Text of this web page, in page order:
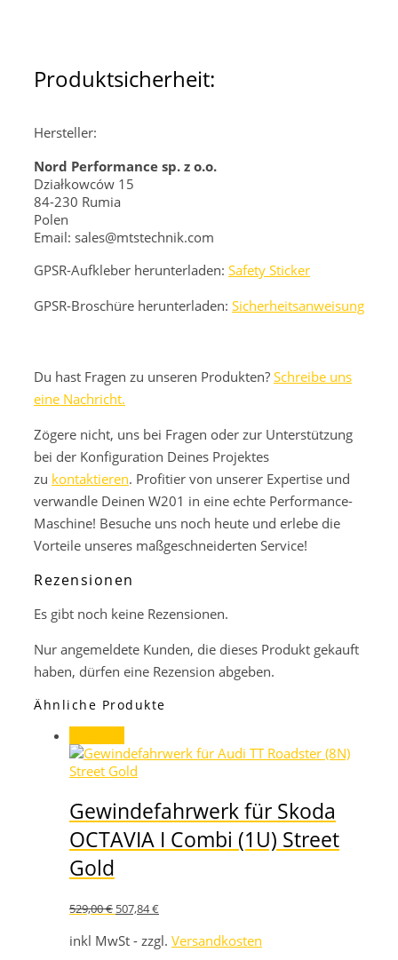
Produktsicherheit:
Hersteller:
Nord Performance sp. z o.o.
Działkowców 15
84-230 Rumia
Polen
Email: sales@mtstechnik.com
GPSR-Aufkleber herunterladen: Safety Sticker
GPSR-Broschüre herunterladen: Sicherheitsanweisung
Du hast Fragen zu unseren Produkten? Schreibe uns
eine Nachricht.
Zögere nicht, uns bei Fragen oder zur Unterstützung
bei der Konfiguration Deines Projektes
zu kontaktieren. Profitier von unserer Expertise und
verwandle Deinen W201 in eine echte Performance-
Maschine! Besuche uns noch heute und erlebe die
Vorteile unseres maßgeschneiderten Service!
Rezensionen
Es gibt noch keine Rezensionen.
Nur angemeldete Kunden, die dieses Produkt gekauft
haben, dürfen eine Rezension abgeben.
Ähnliche Produkte
Gewindefahrwerk für Skoda
OCTAVIA I Combi (1U) Street
Gold
529,00€ Ursprünglicher
war:
529,00 €
507,84€Aktueller
ist:
507,84 €.
inkl MwSt - zzgl. Versandkosten